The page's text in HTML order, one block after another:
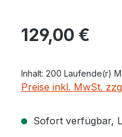
Regulärer Preis:
129,00 €
Inhalt: 200 Laufende(r)
Preise inkl. MwSt.
Sofort verfügbar,